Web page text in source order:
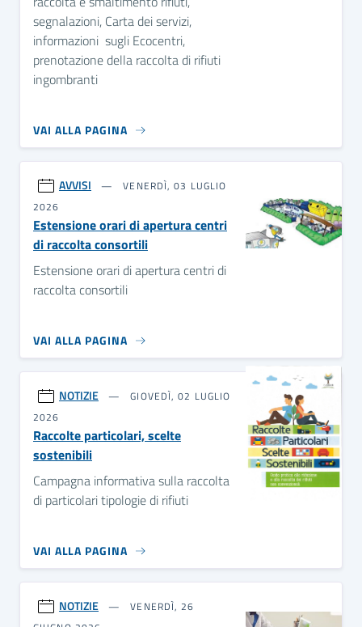
segnalazioni, Carta dei servizi,
informazioni sugli Ecocentri,
prenotazione della raccolta di rifiuti
ingombranti
VAI ALLA PAGINA
AVVISI
VENERDÌ, 03 LUGLIO
2026
Estensione orari di apertura centri
di raccolta consortili
Estensione orari di apertura centri di
raccolta consortili
VAI ALLA PAGINA
NOTIZIE
GIOVEDÌ, 02 LUGLIO
2026
Raccolte particolari, scelte
sostenibili
Campagna informativa sulla raccolta
di particolari tipologie di rifiuti
VAI ALLA PAGINA
NOTIZIE
VENERDÌ, 26